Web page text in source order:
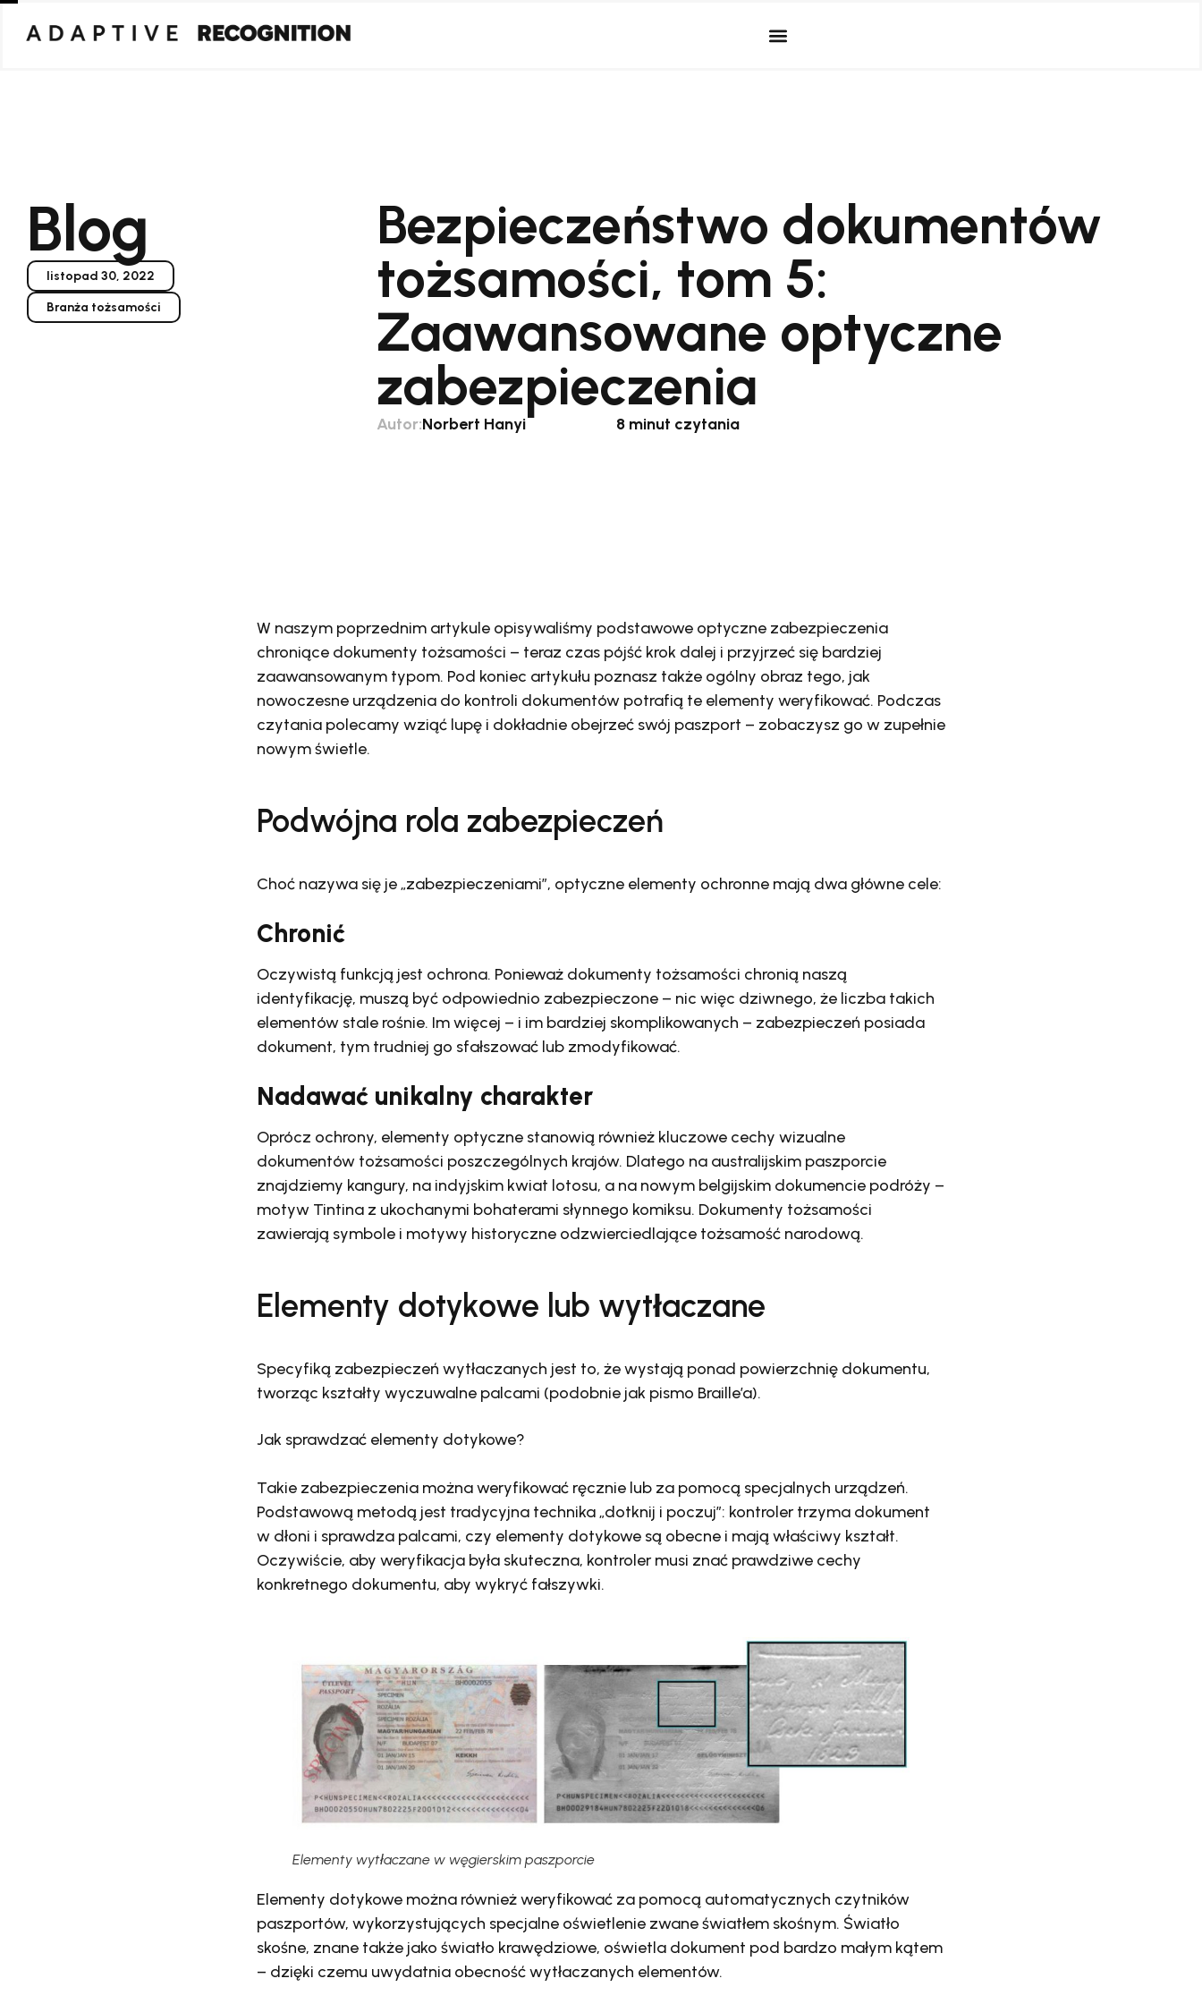
Blog
listopad 30, 2022
Branża tożsamości
Bezpieczeństwo dokumentów
tożsamości, tom 5:
Zaawansowane optyczne
zabezpieczenia
Autor:Norbert Hanyi 8 minut czytania
W naszym poprzednim artykule opisywaliśmy podstawowe optyczne zabezpieczenia
chroniące dokumenty tożsamości – teraz czas pójść krok dalej i przyjrzeć się bardziej
zaawansowanym typom. Pod koniec artykułu poznasz także ogólny obraz tego, jak
nowoczesne urządzenia do kontroli dokumentów potrafią te elementy weryfikować. Podczas
czytania polecamy wziąć lupę i dokładnie obejrzeć swój paszport – zobaczysz go w zupełnie
nowym świetle.
Podwójna rola zabezpieczeń
Choć nazywa się je „zabezpieczeniami”, optyczne elementy ochronne mają dwa główne cele:
Chronić
Oczywistą funkcją jest ochrona. Ponieważ dokumenty tożsamości chronią naszą
identyfikację, muszą być odpowiednio zabezpieczone – nic więc dziwnego, że liczba takich
elementów stale rośnie. Im więcej – i im bardziej skomplikowanych – zabezpieczeń posiada
dokument, tym trudniej go sfałszować lub zmodyfikować.
Nadawać unikalny charakter
Oprócz ochrony, elementy optyczne stanowią również kluczowe cechy wizualne
dokumentów tożsamości poszczególnych krajów. Dlatego na australijskim paszporcie
znajdziemy kangury, na indyjskim kwiat lotosu, a na nowym belgijskim dokumencie podróży –
motyw Tintina z ukochanymi bohaterami słynnego komiksu. Dokumenty tożsamości
zawierają symbole i motywy historyczne odzwierciedlające tożsamość narodową.
Elementy dotykowe lub wytłaczane
Specyfiką zabezpieczeń wytłaczanych jest to, że wystają ponad powierzchnię dokumentu,
tworząc kształty wyczuwalne palcami (podobnie jak pismo Braille’a).
Jak sprawdzać elementy dotykowe?
Takie zabezpieczenia można weryfikować ręcznie lub za pomocą specjalnych urządzeń.
Podstawową metodą jest tradycyjna technika „dotknij i poczuj”: kontroler trzyma dokument
w dłoni i sprawdza palcami, czy elementy dotykowe są obecne i mają właściwy kształt.
Oczywiście, aby weryfikacja była skuteczna, kontroler musi znać prawdziwe cechy
konkretnego dokumentu, aby wykryć fałszywki.
Elementy wytłaczane w węgierskim paszporcie
Elementy dotykowe można również weryfikować za pomocą automatycznych czytników
paszportów, wykorzystujących specjalne oświetlenie zwane światłem skośnym. Światło
skośne, znane także jako światło krawędziowe, oświetla dokument pod bardzo małym kątem
– dzięki czemu uwydatnia obecność wytłaczanych elementów.